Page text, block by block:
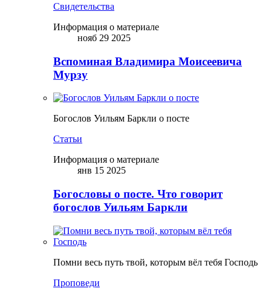
Свидетельства
Информация о материале
нояб 29 2025
Вспоминая Владимира Моисеевича
Мурзу
Богослов Уильям Баркли о посте
Статьи
Информация о материале
янв 15 2025
Богословы о посте. Что говорит
богослов Уильям Баркли
Помни весь путь твой, которым вёл тебя Господь
Проповеди